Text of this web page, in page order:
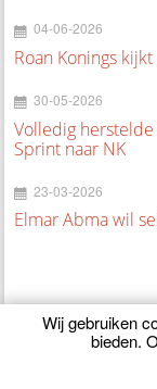
04-06-2026
Roan Konings
30-05-2026
Volledig
Sprint naar NK
23-03-2026
Elmar Abma wil
Wij gebruiken
bieden.